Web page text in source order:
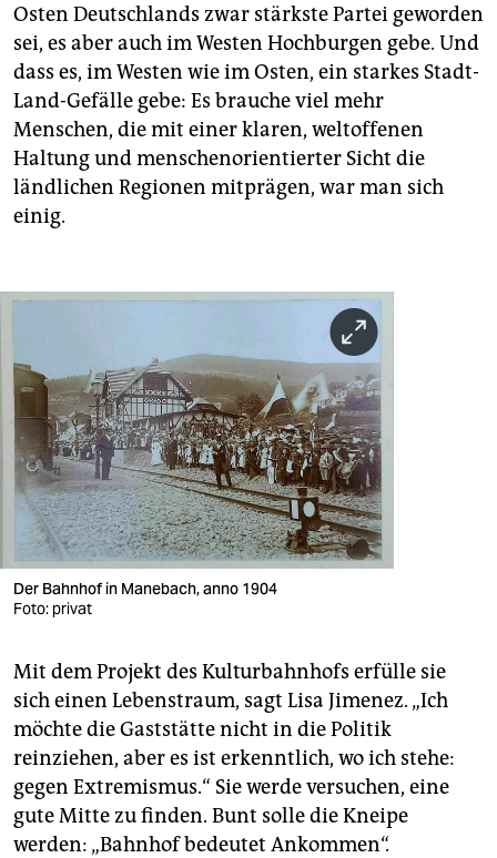
Osten Deutschlands zwar stärkste Partei geworden
sei, es aber auch im Westen Hochburgen gebe. Und
dass es, im Westen wie im Osten, ein starkes Stadt-
Land-Gefälle gebe: Es brauche viel mehr
Menschen, die mit einer klaren, weltoffenen
Haltung und menschenorientierter Sicht die
ländlichen Regionen mitprägen, war man sich
einig.
Der Bahnhof in Manebach, anno 1904
Foto: privat
Mit dem Projekt des Kulturbahnhofs erfülle sie
sich einen Lebenstraum, sagt Lisa Jimenez. „Ich
möchte die Gaststätte nicht in die Politik
reinziehen, aber es ist erkenntlich, wo ich stehe:
gegen Extremismus.“ Sie werde versuchen, eine
gute Mitte zu finden. Bunt solle die Kneipe
werden: „Bahnhof bedeutet Ankommen“.